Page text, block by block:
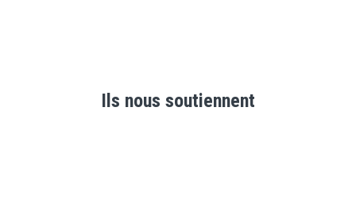
Ils nous soutiennent